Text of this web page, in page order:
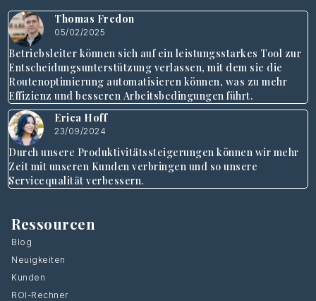
Thomas Fredon
05/02/2025
Betriebsleiter können sich auf ein leistungsstarkes Tool zur
Entscheidungsunterstützung verlassen, mit dem sie die
Routenoptimierung automatisieren können, was zu mehr
Effizienz und besseren Arbeitsbedingungen führt.
Erica Hoff
23/09/2024
Durch unsere Produktivitätssteigerungen können wir mehr
Zeit mit unseren Kunden verbringen und so unsere
Servicequalität verbessern.
Ressourcen
Blog
Neuigkeiten
Kunden
ROI-Rechner